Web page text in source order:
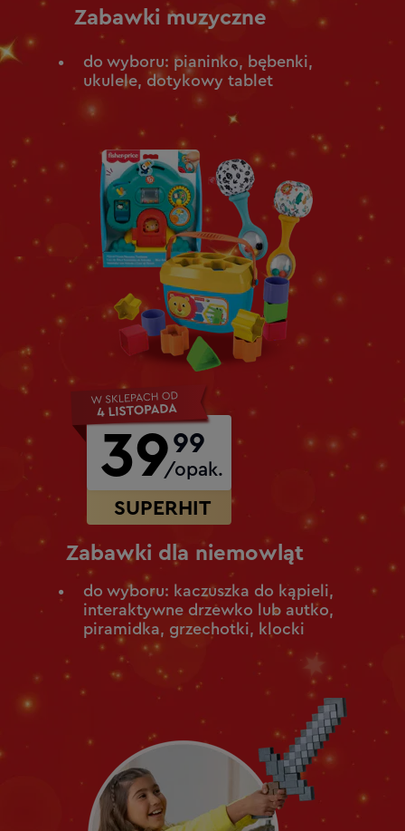
Zabawki muzyczne
do wyboru: pianinko, bębenki,
ukulele, dotykowy tablet
Zabawki dla niemowląt
39
SUPERHIT
/opak.
99
do wyboru: kaczuszka do kąpieli,
interaktywne drzewko lub autko,
piramidka, grzechotki, klocki